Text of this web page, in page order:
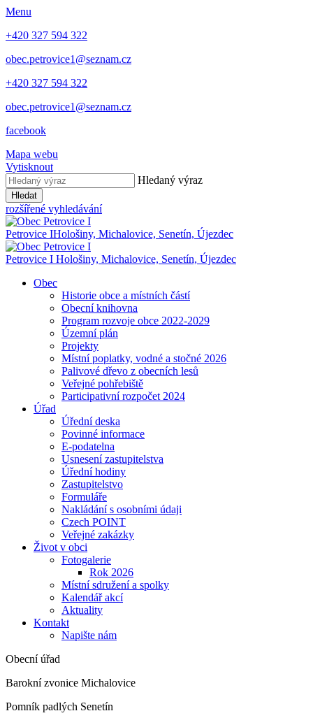
Menu
+420 327 594 322
obec.petrovice1@seznam.cz
+420 327 594 322
obec.petrovice1@seznam.cz
facebook
Mapa webu
Vytisknout
Hledaný výraz
Hledat
rozšířené vyhledávání
Petrovice IHološiny, Michalovice, Senetín, Újezdec
Petrovice I Hološiny, Michalovice, Senetín, Újezdec
Obec
Historie obce a místních částí
Obecní knihovna
Program rozvoje obce 2022-2029
Územní plán
Projekty
Místní poplatky, vodné a stočné 2026
Palivové dřevo z obecních lesů
Veřejné pohřebiště
Participativní rozpočet 2024
Úřad
Úřední deska
Povinné informace
E-podatelna
Usnesení zastupitelstva
Úřední hodiny
Zastupitelstvo
Formuláře
Nakládání s osobními údaji
Czech POINT
Veřejné zakázky
Život v obci
Fotogalerie
Rok 2026
Místní sdružení a spolky
Kalendář akcí
Aktuality
Kontakt
Napište nám
Obecní úřad
Barokní zvonice Michalovice
Pomník padlých Senetín